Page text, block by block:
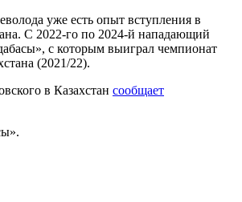
уже есть опыт вступления в
С 2022-го по 2024-й нападающий
с которым выиграл чемпионат
(2021/22).
в Казахстан сообщает